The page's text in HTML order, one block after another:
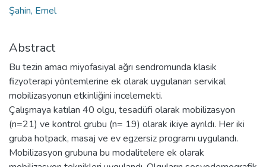
Şahin, Emel
Abstract
Bu tezin amacı miyofasiyal ağrı sendromunda klasik
fizyoterapi yöntemlerine ek olarak uygulanan servikal
mobilizasyonun etkinliğini incelemekti.
Çalışmaya katılan 40 olgu, tesadüfi olarak mobilizasyon
(n=21) ve kontrol grubu (n= 19) olarak ikiye ayrıldı. Her iki
gruba hotpack, masaj ve ev egzersiz programı uygulandı.
Mobilizasyon grubuna bu modalitelere ek olarak